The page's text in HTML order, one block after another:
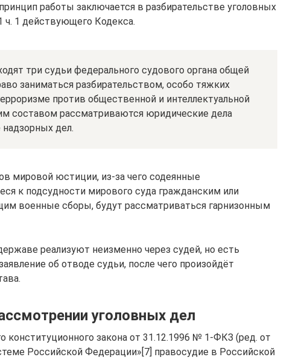
работы заключается в разбирательстве уголовных
ч. 1 действующего Кодекса.
три судьи федерального судового органа общей
заниматься разбирательством, особо тяжких
против общественной и интеллектуальной
составом рассматриваются юридические дела
дел.
мировой юстиции, из-за чего содеянные
к подсудности мирового суда гражданским или
военные сборы, будут рассматриваться гарнизонным
реализуют неизменно через судей, но есть
об отводе судьи, после чего произойдёт
уголовных дел
конституционного закона от 31.12.1996 № 1-ФКЗ (ред. от
Российской Федерации»[7] правосудие в Российской